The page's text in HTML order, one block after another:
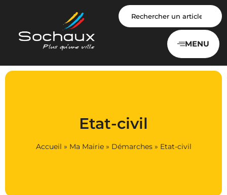
MENU
Etat-civil
Accueil » Ma Mairie» Démarches» Etat-civil
Panneau de gestion des cookies